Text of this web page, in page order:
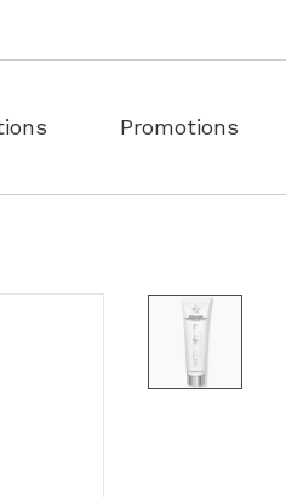
Promotions